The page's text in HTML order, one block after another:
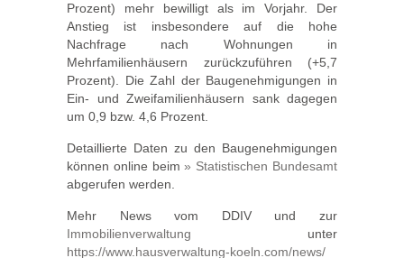
Prozent) mehr bewilligt als im Vorjahr. Der
Anstieg ist insbesondere auf die hohe
Nachfrage nach Wohnungen in
Mehrfamilienhäusern zurückzuführen (+5,7
Prozent). Die Zahl der Baugenehmigungen in
Ein- und Zweifamilienhäusern sank dagegen
um 0,9 bzw. 4,6 Prozent.
Detaillierte Daten zu den Baugenehmigungen
können online beim» Statistischen Bundesamt
abgerufen werden.
Mehr News vom DDIV und zur
Immobilienverwaltung unter
https://www.hausverwaltung-koeln.com/news/